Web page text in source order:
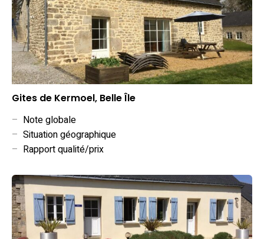
Gites de Kermoel, Belle Île
– Note globale
– Situation géographique
– Rapport qualité/prix